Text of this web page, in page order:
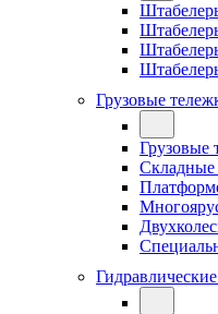
Грузовые
Грузовые
Складные